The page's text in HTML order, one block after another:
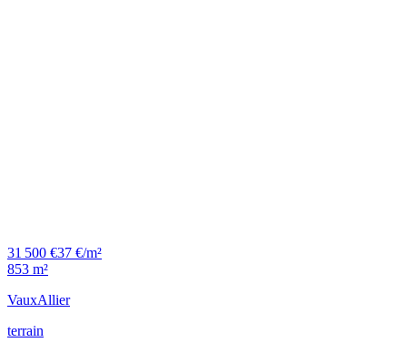
31 500 €37 €/m²
853 m²
VauxAllier
terrain